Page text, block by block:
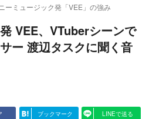
ーミュージック発「VEE」の強み
VEE、VTuberシーンで
ー 渡辺タスクに聞く音
ブックマーク LINEで送る